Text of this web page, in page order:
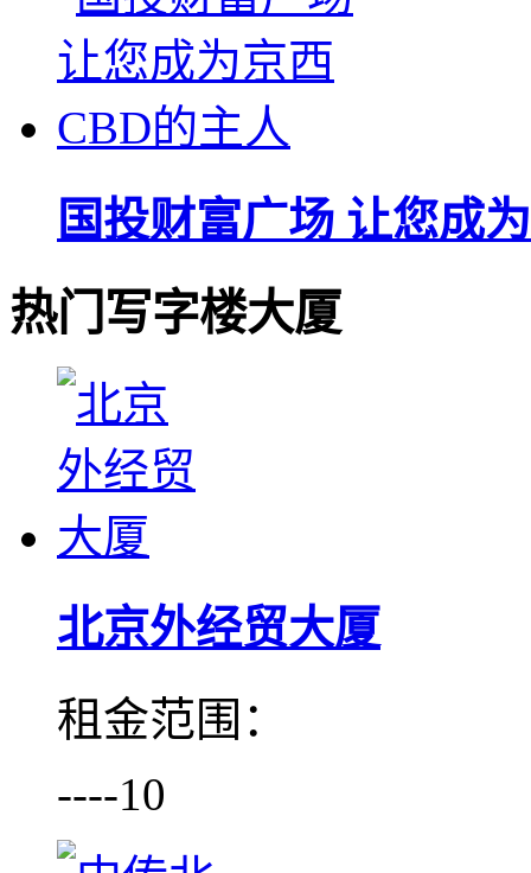
国投财富广场 让您成
热门写字楼大厦
北京外经贸大厦
租金范围：
----10